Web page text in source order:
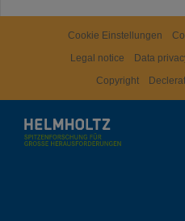
Cookie Einstellungen
Legal notice
Data
Copyright